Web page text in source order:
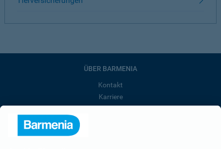
ÜBER BARMENIA
Kontakt
Karriere